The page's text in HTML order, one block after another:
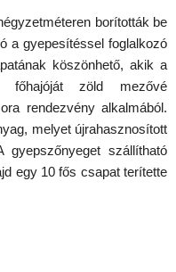
borították be
a gyepesítéssel foglalkozó
köszönhető, akik a
főhajóját zöld mezővé
rendezvény alkalmából.
melyet újrahasznosított
szállítható
egy 10 fős csapat terítette